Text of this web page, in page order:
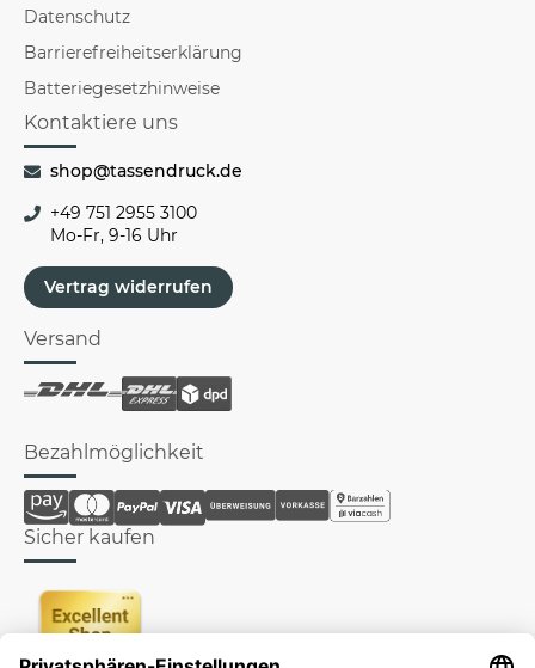
Datenschutz
Barrierefreiheitserklärung
Batteriegesetzhinweise
Kontaktiere uns
shop@tassendruck.de
+49 751 2955 3100
Mo-Fr, 9-16 Uhr
Vertrag widerrufen
Versand
Bezahlmöglichkeit
Sicher kaufen